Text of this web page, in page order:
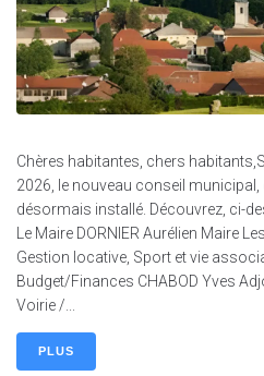
Chères habitantes, chers
2026, le nouveau conseil
désormais installé. Découvrez, ci-
Le Maire DORNIER Aurélien Maire
Gestion locative, Sport et vie
Budget/Finances CHABOD Yves
Voirie /...
PLUS